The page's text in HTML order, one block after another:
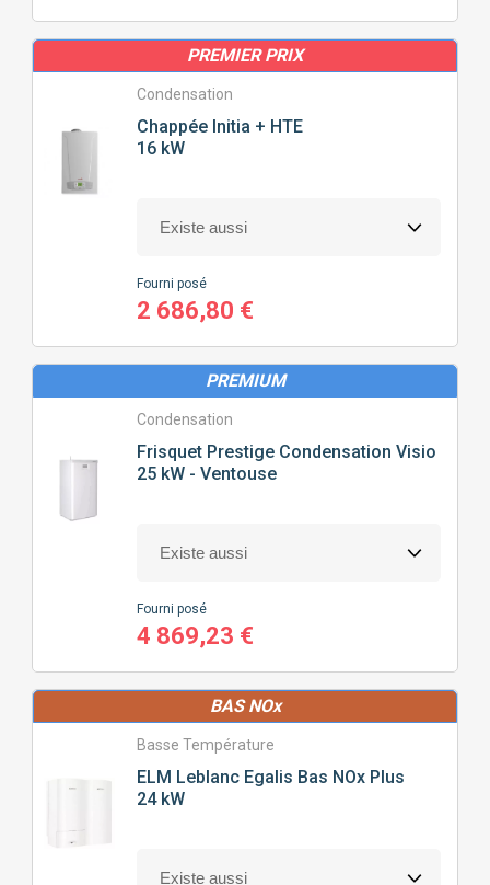
PREMIER PRIX
Condensation
Chappée Initia + HTE
16 kW
Fourni posé
2 686,80 €
PREMIUM
Condensation
Frisquet Prestige Condensation Visio
25 kW - Ventouse
Fourni posé
4 869,23 €
BAS NOx
Basse Température
ELM Leblanc Egalis Bas NOx Plus
24 kW